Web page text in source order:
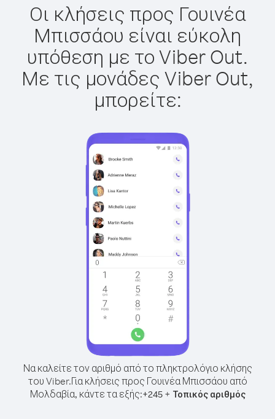
Οι κλήσεις προς Γουινέα
Μπισσάου είναι εύκολη
υπόθεση με το Viber Out.
Με τις μονάδες Viber Out,
μπορείτε:
Να καλείτε τον αριθμό από το πληκτρολόγιο κλήσης
του Viber.Για κλήσεις προς Γουινέα Μπισσάου από
Μολδαβία, κάντε τα εξής:+245+ Τοπικός αριθμός